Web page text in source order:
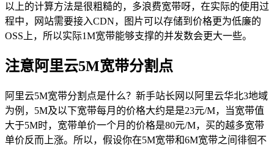
以上的计算方法是很粗糙的，多浪费宽带呀，在实际的使用过
程中，网站需要接入CDN，图片可以存储到价格更为低廉的
OSS上，所以实际1M宽带能够支撑的并发数会更大一些。
注意阿里云5M宽带分割点
阿里云5M宽带分割点是什么？新手站长网以阿里云华北3地域
为例，5M及以下宽带每月的价格大约是是23元/M，当宽带值
大于5M时，宽带单价一个月的价格是80元/M，买的越多宽带
单价反而上涨。所以，假设你在5M宽带和6M宽带之间徘徊不